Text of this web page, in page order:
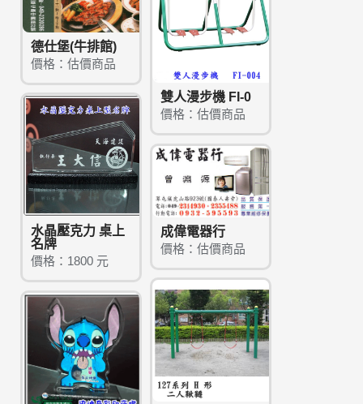
德仕堡(牛排館)
價格：估價商品
雙人漫步機 FI-0
價格：估價商品
水晶壓克力 桌上
名牌
價格：1800 元
成偉電器行
價格：估價商品